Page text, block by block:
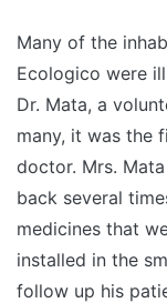
Many of the
Ecologico were
Dr. Mata, a
many, it was the
doctor. Mrs.
back several
medicines that
installed in the
follow up his